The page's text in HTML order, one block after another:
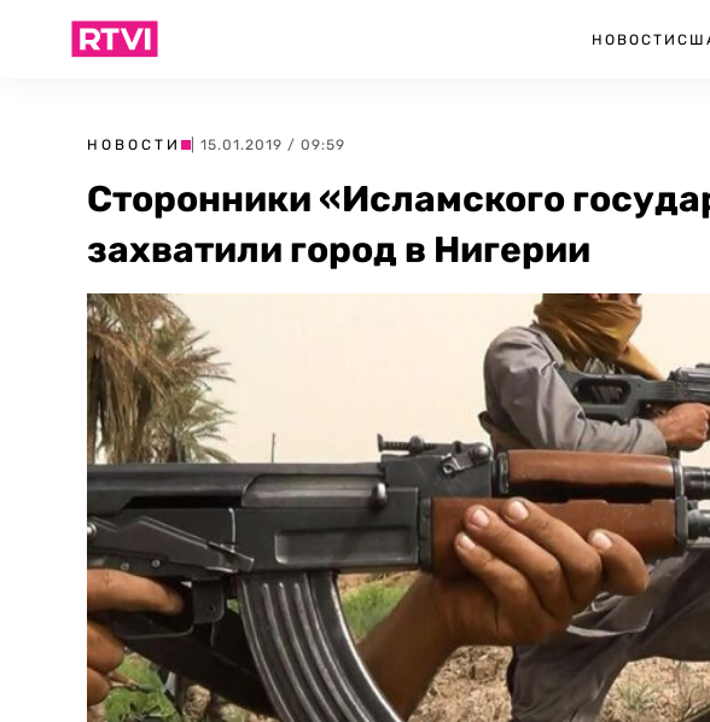
НОВОСТИ
НОВОСТИ | 15.01.2019 / 09:59
Сторонники «Исламского
захватили город в Нигерии